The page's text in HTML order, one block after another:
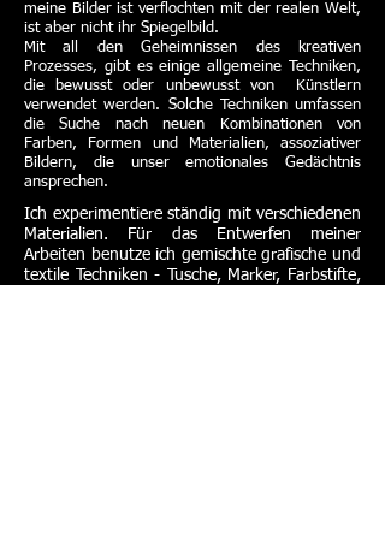
meine Bilder ist verflochten mit der realen Welt,
ist aber nicht ihr Spiegelbild.
Mit all den Geheimnissen des kreativen
Prozesses, gibt es einige allgemeine Techniken,
die bewusst oder unbewusst von Künstlern
verwendet werden. Solche Techniken umfassen
die Suche nach neuen Kombinationen von
Farben, Formen und Materialien, assoziativer
Bildern, die unser emotionales Gedächtnis
ansprechen.
Ich experimentiere ständig mit verschiedenen
Materialien. Für das Entwerfen meiner
Arbeiten benutze ich gemischte grafische und
textile Techniken - Tusche, Marker, Farbstifte,